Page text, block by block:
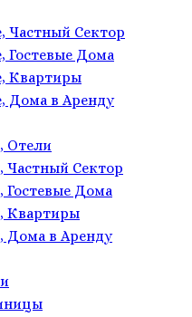
Частный Сектор
Гостевые Дома
Квартиры
Дома в Аренду
Отели
Сектор
Дома
Квартиры
Дома в Аренду